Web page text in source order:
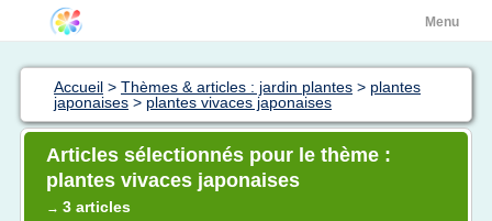
Menu
Accueil > Thèmes & articles : jardin plantes > plantes
japonaises > plantes vivaces japonaises
Articles sélectionnés pour le thème :
plantes vivaces japonaises
→ 3 articles